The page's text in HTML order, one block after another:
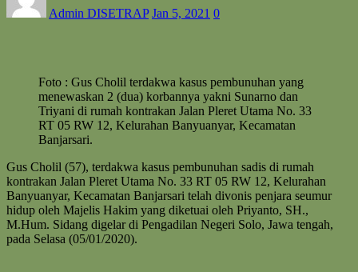
Admin DISETRAP Jan 5, 2021 0
Foto : Gus Cholil terdakwa kasus pembunuhan yang
menewaskan 2 (dua) korbannya yakni Sunarno dan
Triyani di rumah kontrakan Jalan Pleret Utama No. 33
RT 05 RW 12, Kelurahan Banyuanyar, Kecamatan
Banjarsari.
Gus Cholil (57), terdakwa kasus pembunuhan sadis di rumah
kontrakan Jalan Pleret Utama No. 33 RT 05 RW 12, Kelurahan
Banyuanyar, Kecamatan Banjarsari telah divonis penjara seumur
hidup oleh Majelis Hakim yang diketuai oleh Priyanto, SH.,
M.Hum. Sidang digelar di Pengadilan Negeri Solo, Jawa tengah,
pada Selasa (05/01/2020).